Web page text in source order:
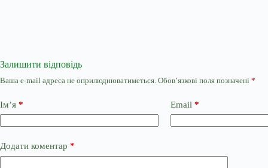
Залишити відповідь
Ваша e-mail адреса не оприлюднюватиметься. Обов’язкові поля позначені *
Ім’я * Email *
Додати коментар *